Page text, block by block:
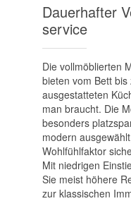
Dauer­hafter
service
Die vollmöblierten
bieten vom Bett bis
ausgestatteten
man braucht. Die
besonders
modern
Wohlfühlfaktor
Mit niedrigen
Sie meist höhere
zur klassischen